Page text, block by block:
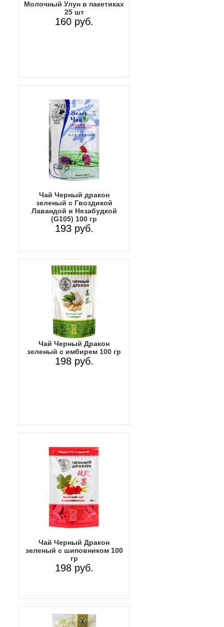
Молочный Улун в пакетиках
25 шт
160 руб.
Чай Черный дракон
зеленый с Гвоздикой
Лавандой и Незабудкой
(G105) 100 гр
193 руб.
Чай Черный Дракон
зеленый с имбирем 100 гр
198 руб.
Чай Черный Дракон
зеленый с шиповником 100
гр
198 руб.